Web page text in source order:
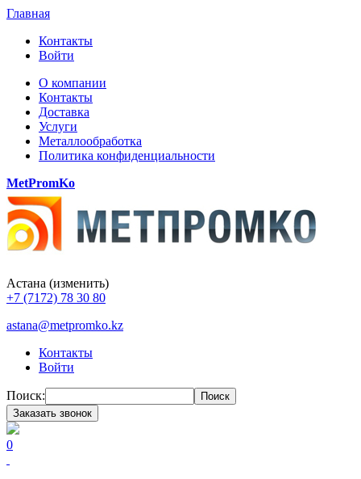
Главная
Контакты
Войти
О компании
Контакты
Доставка
Услуги
Металлообработка
Политика конфиденциальности
MetPromKo
Астана (изменить)
+7 (7172) 78 30 80
astana@metpromko.kz
Контакты
Войти
Поиск:
Поиск
Заказать звонок
0